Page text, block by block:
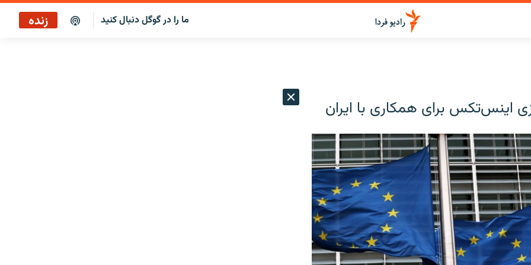
ما را در گوگل دنبال کنید زنده
اینس‌تکس برای همکاری با ایران